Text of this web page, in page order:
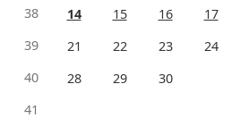
38
14 15 16 17
39
21 22 23 24
40
28 29
30
41